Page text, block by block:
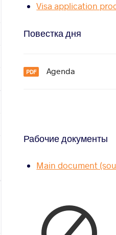
Visa application
Повестка дня
Agenda
Рабочие документы
Main document